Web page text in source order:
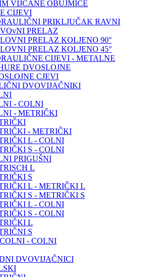
VIJČANE OBUJMICE
CIJEVI
PRIKLJUČAK RAVNI
PRELAZ
PRELAZ KOLJENO 90°
PRELAZ KOLJENO 45°
CIJEVI - METALNE
DVOSLOJNE
CJEVI
DVOVIJAČNIKI
- COLNI
- METRIČKI
- METRIČKI
L - COLNI
S - COLNI
PRIGUŠNI
L
S
L - METRIČKI L
S - METRIČKI S
L - COLNI
S - COLNI
L
S
- COLNI
DVOVIJAČNICI